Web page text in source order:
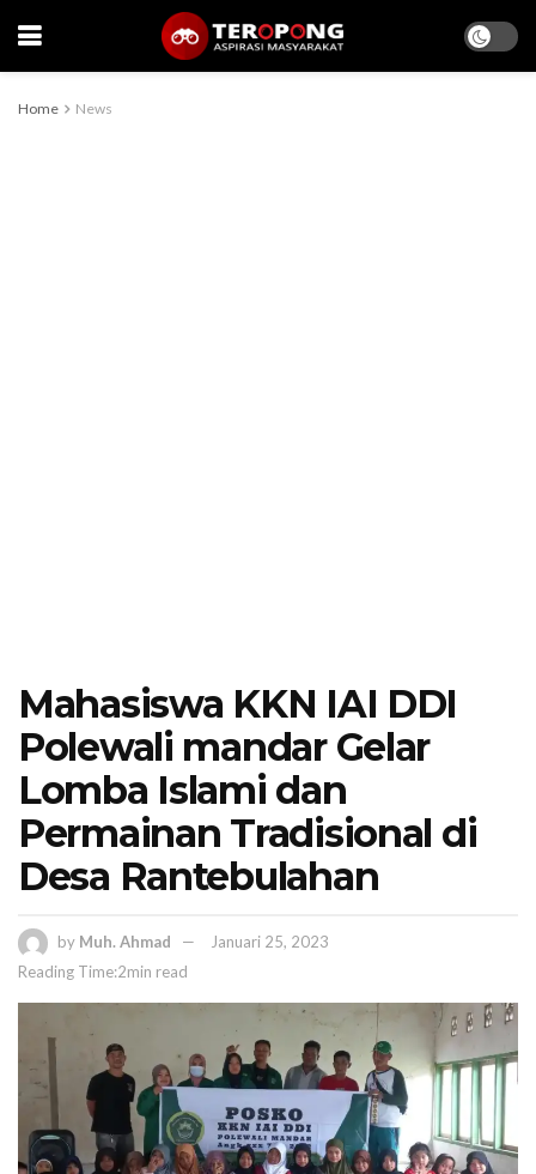
Home News
Mahasiswa KKN IAI DDI
Polewali mandar Gelar
Lomba Islami dan
Permainan Tradisional di
Desa Rantebulahan
by Muh. Ahmad
Januari 25, 2023
Reading Time:2min read